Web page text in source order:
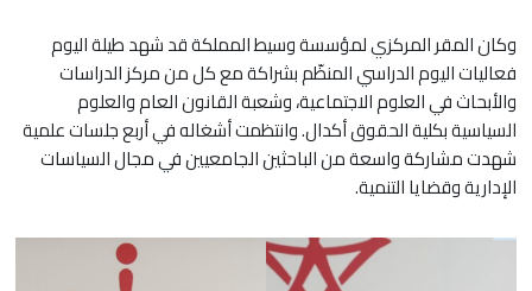
وكان المقر المركزي لمؤسسة وسيط المملكة قد شهد طيلة اليوم
فعاليات اليوم الدراسي المنظّم بشراكة مع كل من مركز الدراسات
والأبحاث في العلوم الاجتماعية، وشعبة القانون العام والعلوم
السياسية بكلية الحقوق أكدال. وانتظمت أشغاله في أربع جلسات علمية
شهدت مشاركة واسعة من الباحثين الجامعيين في مجال السياسات
الإدارية وقضايا التنمية.